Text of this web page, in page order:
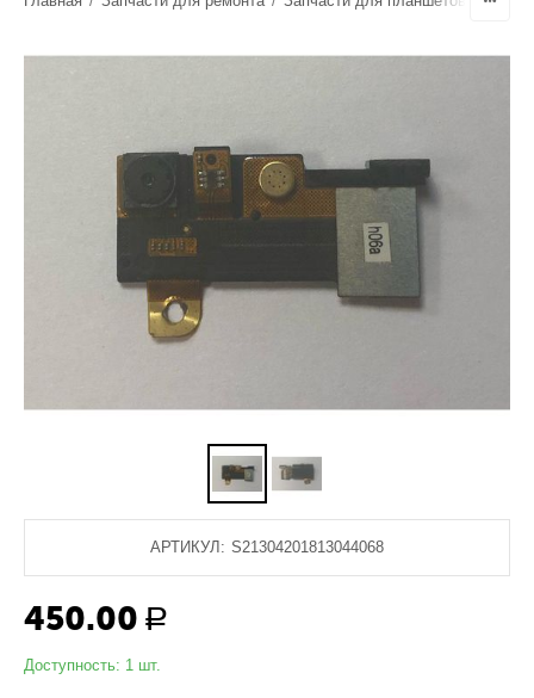
АРТИКУЛ: S21304201813044068
450.00 Р
Доступность: 1 шт.